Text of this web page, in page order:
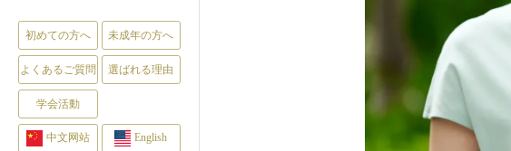
初めての方へ 未成年の方へ
よくあるご質問 選ばれる理由
学会活動
中文网站 English